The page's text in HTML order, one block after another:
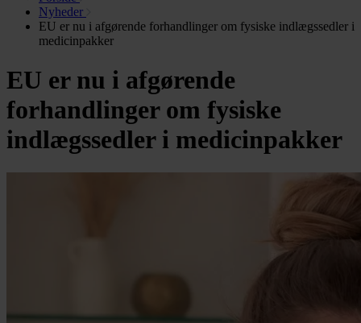
Nyheder
EU er nu i afgørende forhandlinger om fysiske indlægssedler i
medicinpakker
EU er nu i afgørende
forhandlinger om fysiske
indlægssedler i medicinpakker